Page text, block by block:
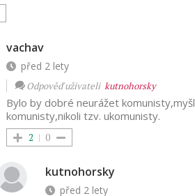
vachav
před 2 lety
Odpověď uživateli kutnohorsky
Bylo by dobré neurážet
komunisty,nikoli tzv. ukomunisty.
2 0
kutnohorsky
před 2 lety